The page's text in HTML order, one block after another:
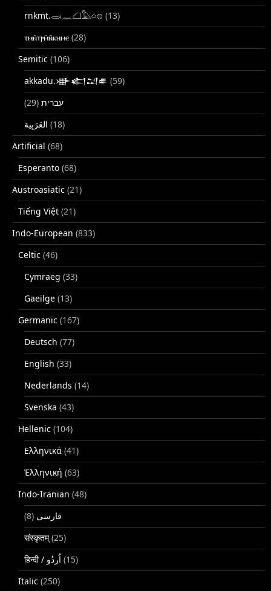
rnkmt.𓂋𓏺𓈖𓆎𓅓𓏏𓊖 (13)
ⲧⲙⲛ̄ⲧⲣⲙ̄ⲛ̄ⲕⲏⲙⲉ (28)
Semitic (106)
akkadu.𒀝𒅗𒁺𒌑 (59)
עברית (29)
(18)
Artificial (68)
Esperanto (68)
Austroasiatic (21)
Tiếng Việt (21)
Indo-European (833)
Celtic (46)
Cymraeg (33)
Gaeilge (13)
Germanic (167)
Deutsch (77)
English (33)
Nederlands (14)
Svenska (43)
Hellenic (104)
Ελληνικά (41)
Ἑλληνική (63)
Indo-Iranian (48)
فارسی (8)
संस्कृतम्(25)
(15)
Italic (250)